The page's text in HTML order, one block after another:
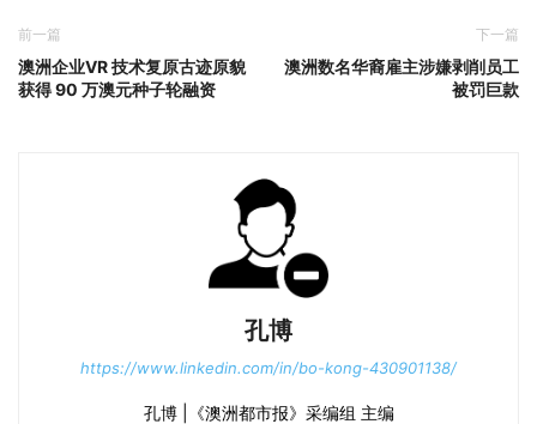
前一篇
澳洲企业VR 技术复原古迹原貌
获得 90 万澳元种子轮融资
下一篇
澳洲数名华裔雇主涉嫌剥削员工
被罚巨款
孔博
https://www.linkedin.com/in/bo-kong-430901138/
孔博 |《澳洲都市报》采编组 主编